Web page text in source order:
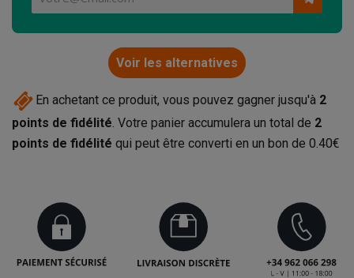
Voir les alternatives
En achetant ce produit, vous pouvez gagner jusqu'à 2
points de fidélité. Votre panier accumulera un total de 2
points de fidélité qui peut être converti en un bon de 0.40€